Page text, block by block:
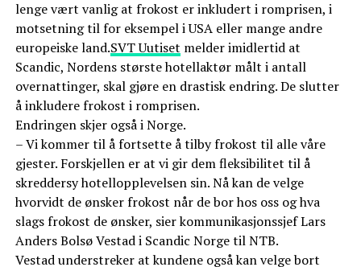
lenge vært vanlig at frokost er inkludert i romprisen, i
motsetning til for eksempel i USA eller mange andre
europeiske land.SVT Uutiset melder imidlertid at
Scandic, Nordens største hotellaktør målt i antall
overnattinger, skal gjøre en drastisk endring. De slutter
å inkludere frokost i romprisen.
Endringen skjer også i Norge.
– Vi kommer til å fortsette å tilby frokost til alle våre
gjester. Forskjellen er at vi gir dem fleksibilitet til å
skreddersy hotellopplevelsen sin. Nå kan de velge
hvorvidt de ønsker frokost når de bor hos oss og hva
slags frokost de ønsker, sier kommunikasjonssjef Lars
Anders Bolsø Vestad i Scandic Norge til NTB.
Vestad understreker at kundene også kan velge bort